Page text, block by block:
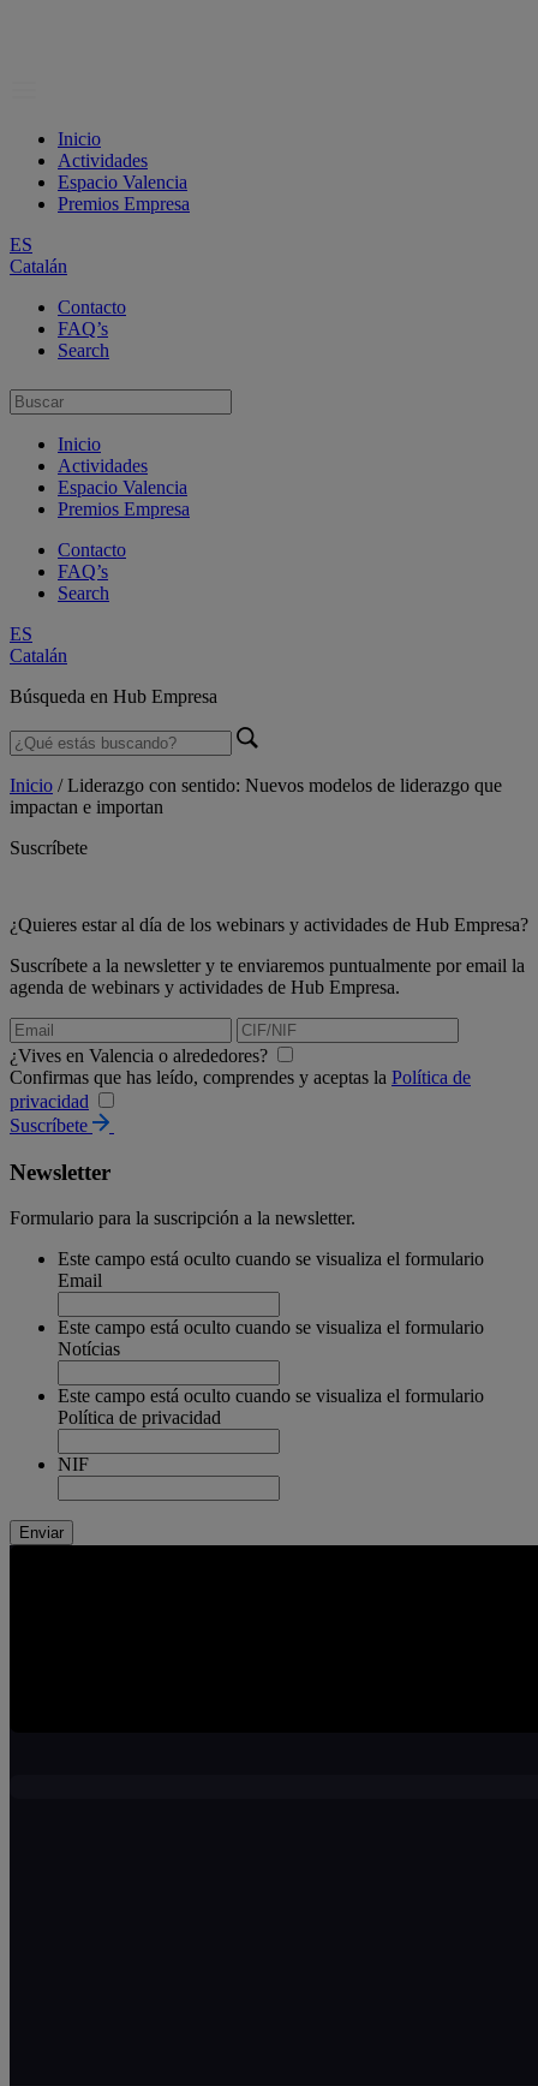
Inicio
Actividades
Espacio Valencia
Premios Empresa
ES
Catalán
Contacto
FAQ’s
Search
Inicio
Actividades
Espacio Valencia
Premios Empresa
Contacto
FAQ’s
Search
ES
Catalán
Búsqueda en Hub Empresa
Inicio /Liderazgo con sentido: Nuevos modelos de liderazgo que
impactan e importan
Suscríbete
¿Quieres estar al día de los webinars y actividades de Hub Empresa?
Suscríbete a la newsletter y te enviaremos puntualmente por email la
agenda de webinars y actividades de Hub Empresa.
¿Vives en Valencia o alrededores?
Confirmas que has leído, comprendes y aceptas la Política de
privacidad
Suscríbete
Newsletter
Formulario para la suscripción a la newsletter.
Este campo está oculto cuando se visualiza el formulario
Email
Este campo está oculto cuando se visualiza el formulario
Notícias
Este campo está oculto cuando se visualiza el formulario
Política de privacidad
NIF